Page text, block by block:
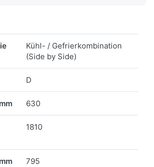
Kühl- / Gefrierkombination
(Side by Side)
D
630
1810
795